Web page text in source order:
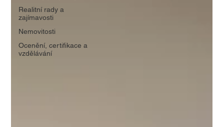
Realitní rady a
zajímavosti
Nemovitosti
Ocenění, certifikace a
vzdělávání